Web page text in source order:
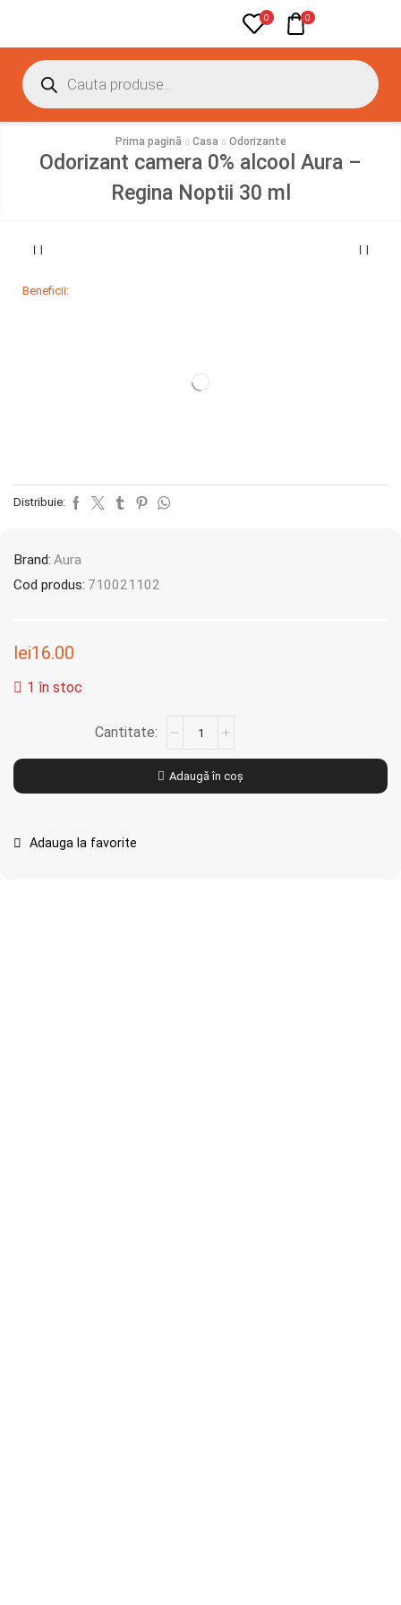
0 0
Prima pagină Casa Odorizante
Odorizant camera 0% alcool Aura –
Regina Noptii 30 ml
Beneficii:
Distribuie:
Brand: Aura
Cod produs: 710021102
lei16.00
1 în stoc
Adaugă în coș
Adauga la favorite